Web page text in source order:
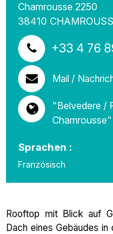
Chamrousse 2250
38410
+33 4 76
Mail /
"Belvedere /
Chamrousse"
Sprachen :
Französisch
Rooftop mit Blick auf
Dach eines Gebäudes